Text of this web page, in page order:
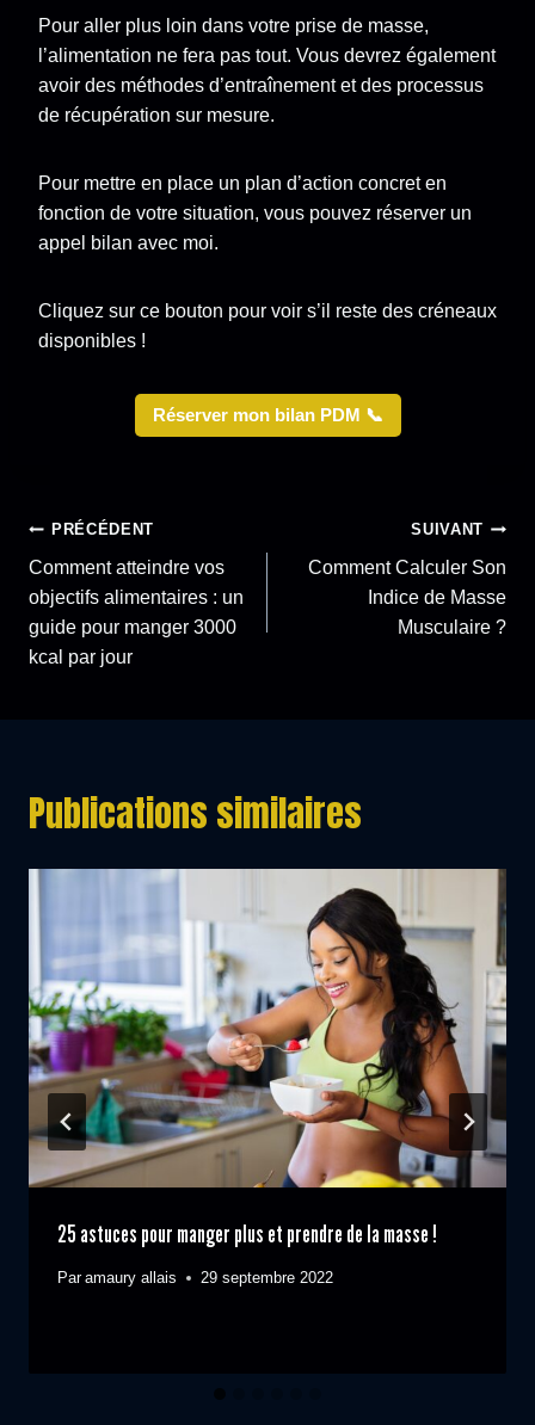
Pour aller plus loin dans votre prise de masse,
l’alimentation ne fera pas tout. Vous devrez également
avoir des méthodes d’entraînement et des processus
de récupération sur mesure.
Pour mettre en place un plan d’action concret en
fonction de votre situation, vous pouvez réserver un
appel bilan avec moi.
Cliquez sur ce bouton pour voir s’il reste des créneaux
disponibles !
Réserver mon bilan PDM 📞
Navigation
de
l’article
PRÉCÉDENT
Comment atteindre vos
objectifs alimentaires : un
guide pour manger 3000
kcal par jour
SUIVANT
Comment Calculer Son
Indice de Masse
Musculaire ?
Publications similaires
25 astuces pour manger plus et prendre de la masse !
Par amaury allais 29 septembre 2022